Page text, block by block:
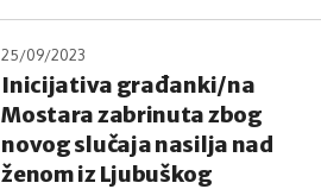
25/09/2023
Inicijativa građanki/na
Mostara zabrinuta zbog
novog slučaja nasilja nad
ženom iz Ljubuškog